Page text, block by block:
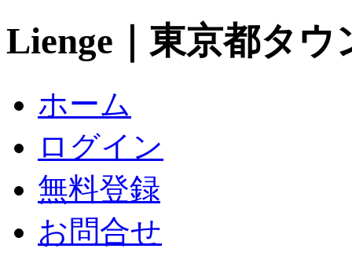
Lienge｜東京都タウ
ホーム
ログイン
無料登録
お問合せ